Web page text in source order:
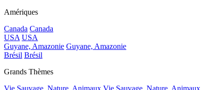
Amériques
Canada Canada
USA USA
Guyane, Amazonie Guyane, Amazonie
Brésil Brésil
Grands Thèmes
Vie Sauvage, Nature, Animaux Vie Sauvage, Nature, Animaux